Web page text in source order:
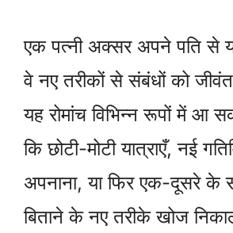
एक पत्नी अक्सर अपने पति से
वे नए तरीकों से संबंधों को
यह रोमांच विभिन्न रूपों में आ
कि छोटी-मोटी यात्राएँ, नई
अपनाना, या फिर एक-दूसरे के
बिताने के नए तरीके खोज